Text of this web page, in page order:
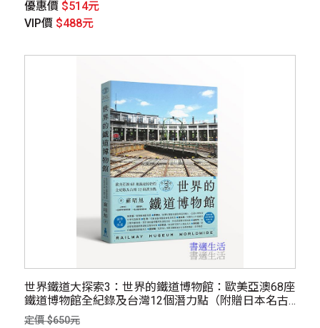
優惠價 $514元
VIP價 $488元
世界鐵道大探索3：世界的鐵道博物館：歐美亞澳68座
鐵道博物館全紀錄及台灣12個潛力點（附贈日本名古
屋東海鐵道博物館海報）
定價 $650元